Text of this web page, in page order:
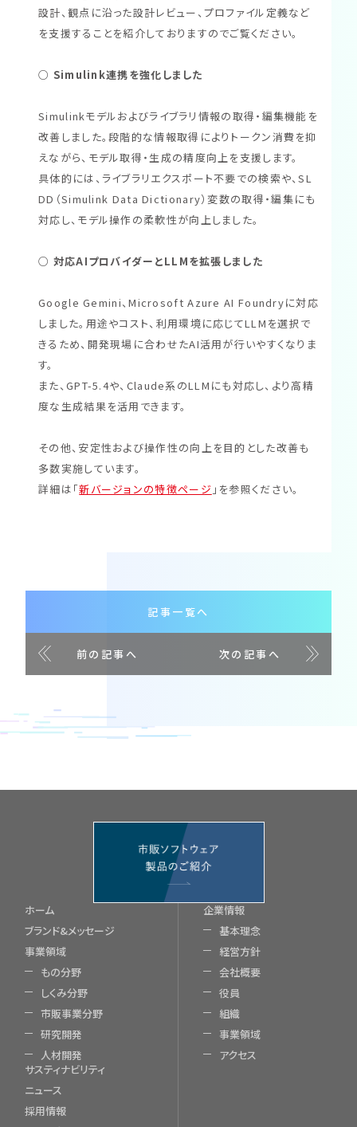
設計、観点に沿った設計レビュー、プロファイル定義など
を支援することを紹介しておりますのでご覧ください。
○ Simulink連携を強化しました
Simulinkモデルおよびライブラリ情報の取得・編集機能を
改善しました。段階的な情報取得によりトークン消費を抑
えながら、モデル取得・生成の精度向上を支援します。
具体的には、ライブラリエクスポート不要での検索や、SL
DD（Simulink Data Dictionary）変数の取得・編集にも
対応し、モデル操作の柔軟性が向上しました。
○ 対応AIプロバイダーとLLMを拡張しました
Google Gemini、Microsoft Azure AI Foundryに対応
しました。用途やコスト、利用環境に応じてLLMを選択で
きるため、開発現場に合わせたAI活用が行いやすくなりま
す。
また、GPT-5.4や、Claude系のLLMにも対応し、より高精
度な生成結果を活用できます。
その他、安定性および操作性の向上を目的とした改善も
多数実施しています。
詳細は「新バージョンの特徴ページ 」を参照ください。
前の記事へ
記事一覧へ
次の記事へ
ホーム
ブランド&メッセージ
事業領域
もの分野
しくみ分野
市販事業分野
研究開発
人材開発
企業情報
基本理念
経営方針
会社概要
役員
組織
事業領域
アクセス
サスティナビリティ
ニュース
採用情報